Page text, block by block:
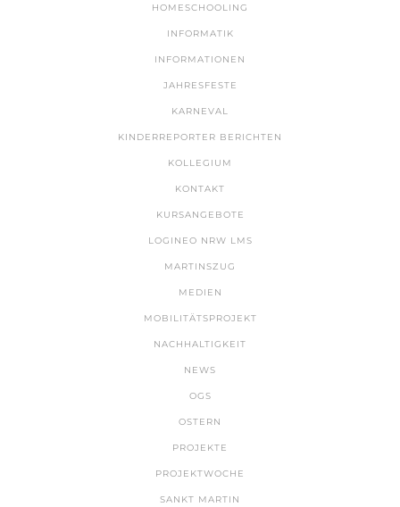
HOMESCHOOLING
INFORMATIK
INFORMATIONEN
JAHRESFESTE
KARNEVAL
KINDERREPORTER BERICHTEN
KOLLEGIUM
KONTAKT
KURSANGEBOTE
LOGINEO NRW LMS
MARTINSZUG
MEDIEN
MOBILITÄTSPROJEKT
NACHHALTIGKEIT
NEWS
OGS
OSTERN
PROJEKTE
PROJEKTWOCHE
SANKT MARTIN